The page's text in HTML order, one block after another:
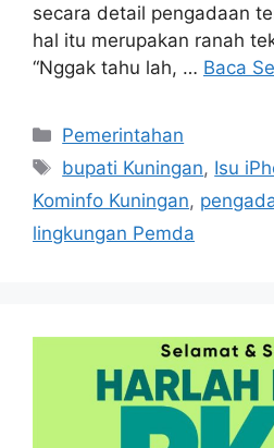
secara detail pengadaan
hal itu merupakan ranah
“Nggak tahu lah, … Baca
Kategori
Pemerintahan
Tag
bupati Kuningan, Isu
Kominfo Kuningan,
lingkungan Pemda